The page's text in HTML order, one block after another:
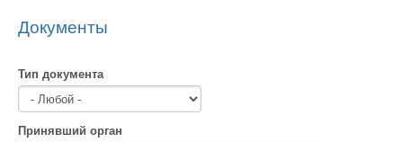
Документы
Тип документа
Принявший орган